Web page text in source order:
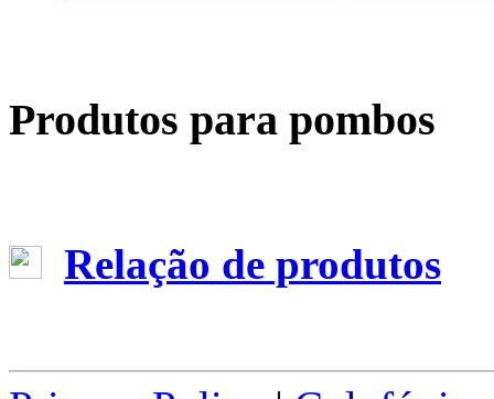
Produtos para pombos
Relação de produtos